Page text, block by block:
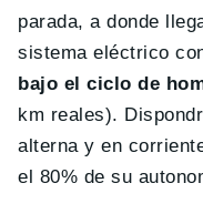
parada, a donde
sistema eléctrico
bajo el ciclo de
km reales).
alterna y en
el 80% de su